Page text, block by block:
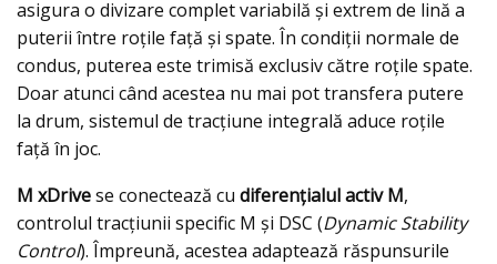
asigura o divizare complet variabilă și extrem de lină a
puterii între roțile față și spate. În condiții normale de
condus, puterea este trimisă exclusiv către roțile spate.
Doar atunci când acestea nu mai pot transfera putere
la drum, sistemul de tracțiune integrală aduce roțile
față în joc.
M xDrivese conectează cu diferențialul activ M,
controlul tracțiunii specific M și DSC (Dynamic Stability
Control). Împreună, acestea adaptează răspunsurile